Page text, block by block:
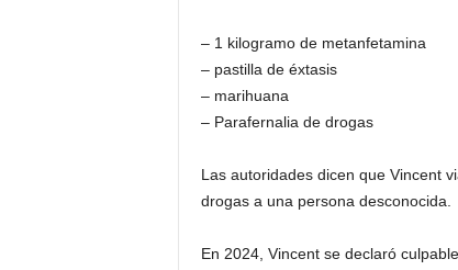
– 1 kilogramo de metanfetamina
– pastilla de éxtasis
– marihuana
– Parafernalia de drogas
Las autoridades dicen que Vincent
drogas a una persona desconocida.
En 2024, Vincent se declaró